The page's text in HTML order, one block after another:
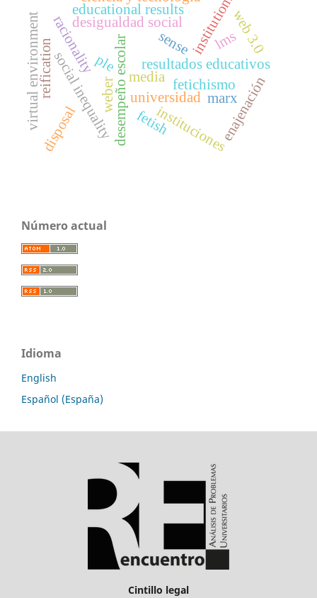
universidad
fetichismo
resultados educativos
desempeño escolar
social inequality
desigualdad social
racionality
weber
institutions
instituciones
fetish
disposal
reification
enajenación
marx
educational results
media
virtual environment ple
lmsweb 3.0
sense
Número actual
Idioma
English
Español (España)
Cintillo legal